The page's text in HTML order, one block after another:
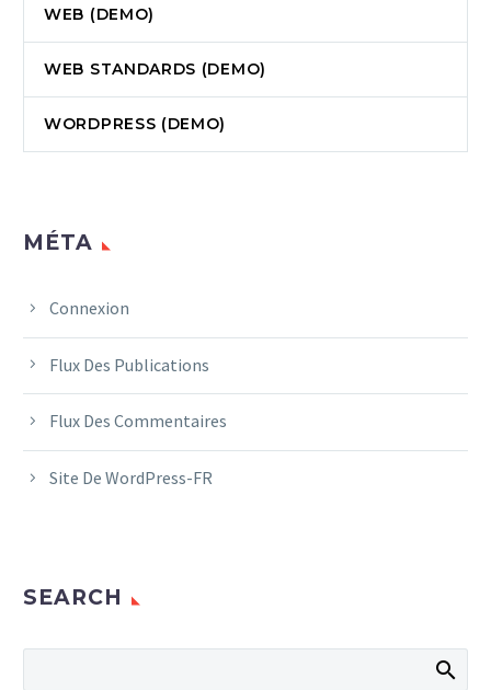
WEB (DEMO)
WEB STANDARDS (DEMO)
WORDPRESS (DEMO)
MÉTA
Connexion
Flux Des Publications
Flux Des Commentaires
Site De WordPress-FR
SEARCH